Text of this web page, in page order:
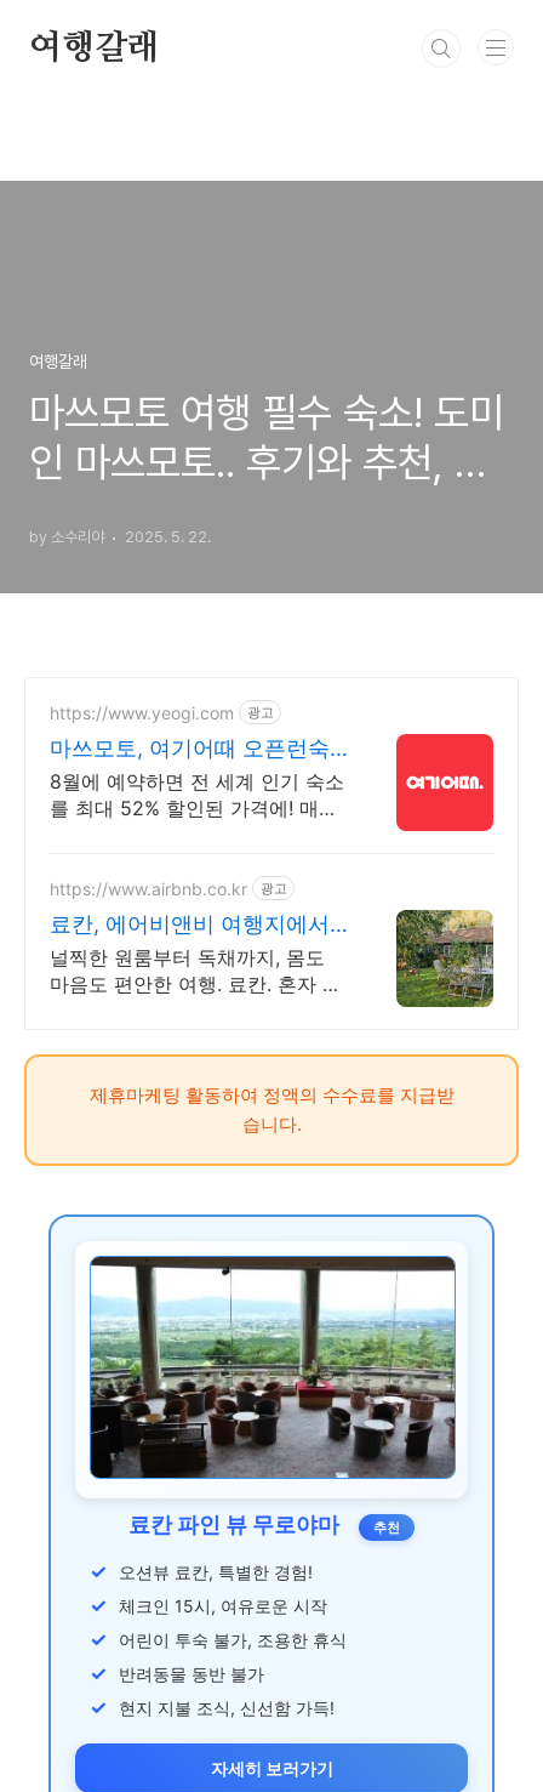
여행갈래
여행갈래
마쓰모토 여행 필수 숙소! 도미
인 마쓰모토.. 후기와 추천, 잊
by 소수리야 2025. 5. 22.
https://www.yeogi.com 광고
마쓰모토, 여기어때 오픈런숙
소 최대 81% 할인
8월에 예약하면 전 세계 인기 숙소
를 최대 52% 할인된 가격에! 매주
https://www.airbnb.co.kr 광고
료칸, 에어비앤비 여행지에서
도 우리집처럼
널찍한 원룸부터 독채까지, 몸도
마음도 편안한 여행. 료칸. 혼자 여
세요.
제휴마케팅 활동하여 정액의 수수료를 지급받
습니다.
료칸 파인 뷰 무로야마 추천
오션뷰 료칸, 특별한 경험!
체크인 15시, 여유로운 시작
어린이 투숙 불가, 조용한 휴식
반려동물 동반 불가
현지 지불 조식, 신선함 가득!
자세히 보러가기